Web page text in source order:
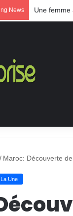
News Une femme
/ Maroc: Découverte
La Une